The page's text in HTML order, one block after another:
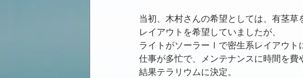
当初、木村さんの希望としては、有茎草
レイアウトを希望していましたが、
ライトがソーラーⅠで密生系レイアウト
仕事が多忙で、メンテナンスに時間を費
結果テラリウムに決定。